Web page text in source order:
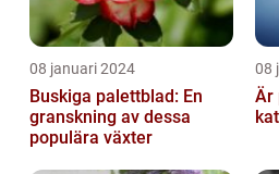
08 januari 2024
Buskiga palettblad: En
granskning av dessa
populära växter
08
Är